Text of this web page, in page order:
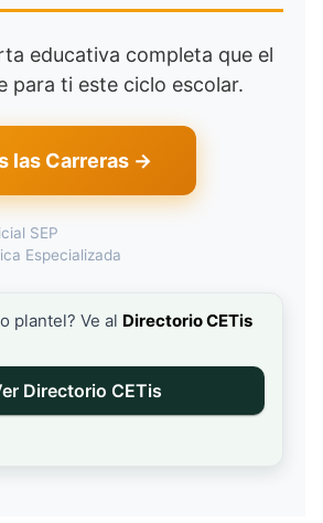
educativa completa que el
para ti este ciclo escolar.
las Carreras →
SEP
Especializada
plantel? Ve al Directorio CETis
Directorio CETis